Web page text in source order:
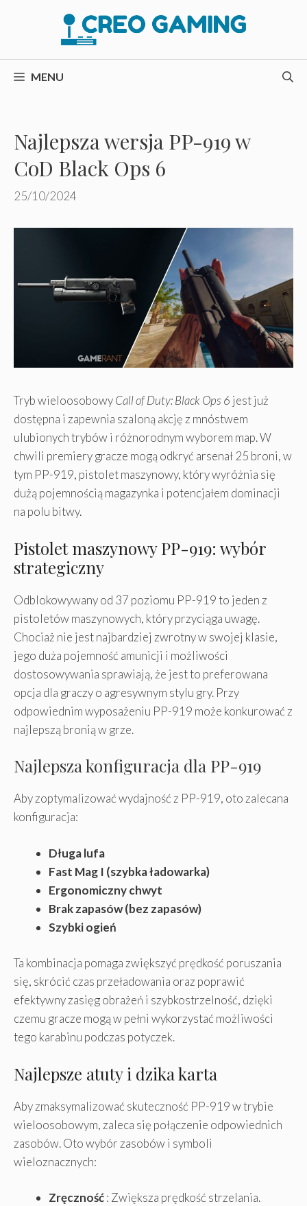
MENU
Najlepsza wersja PP-919 w
CoD Black Ops 6
25/10/2024
Tryb wieloosobowyCall of Duty: Black Ops 6 jest już
dostępna i zapewnia szaloną akcję z mnóstwem
ulubionych trybów i różnorodnym wyborem map. W
chwili premiery gracze mogą odkryć arsenał 25 broni, w
tym PP-919, pistolet maszynowy, który wyróżnia się
dużą pojemnością magazynka i potencjałem dominacji
na polu bitwy.
Pistolet maszynowy PP-919: wybór
strategiczny
Odblokowywany od 37 poziomu PP-919 to jeden z
pistoletów maszynowych, który przyciąga uwagę.
Chociaż nie jest najbardziej zwrotny w swojej klasie,
jego duża pojemność amunicji i możliwości
dostosowywania sprawiają, że jest to preferowana
opcja dla graczy o agresywnym stylu gry. Przy
odpowiednim wyposażeniu PP-919 może konkurować z
najlepszą bronią w grze.
Najlepsza konfiguracja dla PP-919
Aby zoptymalizować wydajność z PP-919, oto zalecana
konfiguracja:
Długa lufa
Fast Mag I (szybka ładowarka)
Ergonomiczny chwyt
Brak zapasów (bez zapasów)
Szybki ogień
Ta kombinacja pomaga zwiększyć prędkość poruszania
się, skrócić czas przeładowania oraz poprawić
efektywny zasięg obrażeń i szybkostrzelność, dzięki
czemu gracze mogą w pełni wykorzystać możliwości
tego karabinu podczas potyczek.
Najlepsze atuty i dzika karta
Aby zmaksymalizować skuteczność PP-919 w trybie
wieloosobowym, zaleca się połączenie odpowiednich
zasobów. Oto wybór zasobów i symboli
wieloznacznych:
Zręczność: Zwiększa prędkość strzelania.